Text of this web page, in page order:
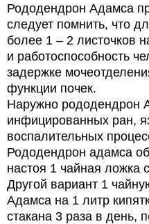
Рододендрон Адамса
следует помнить, что
более 1 – 2 листочков
и работоспособность
задержке
функции почек.
Наружно рододендрон
инфицированных ран,
воспалительных
Рододендрон адамса
настоя 1 чайная ложка
Другой вариант 1
Адамса на 1 литр
стакана 3 раза в день,